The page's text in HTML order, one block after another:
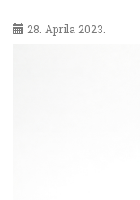
28. Aprila 2023.